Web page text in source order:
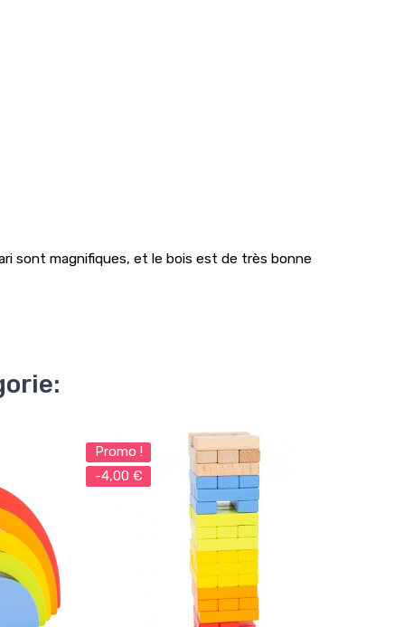
sont magnifiques, et le bois est de très bonne
Promo !
-4,00 €